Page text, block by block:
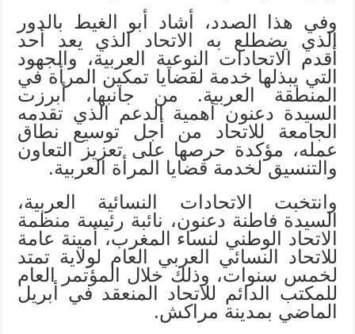
وفي هذا الصدد، أشاد أبو الغيط بالدور
الذي يضطلع به الاتحاد الذي يعد أحد
أقدم الاتحادات النوعية العربية، والجهود
التي يبذلها خدمة لقضايا تمكين المرأة في
المنطقة العربية. من جانبها، أبرزت
السيدة دعنون أهمية الدعم الذي تقدمه
الجامعة للاتحاد من أجل توسيع نطاق
عمله، مؤكدة حرصها على تعزيز التعاون
والتنسيق لخدمة قضايا المرأة العربية.
وانتخبت الاتحادات النسائية العربية،
السيدة فاطنة دعنون، نائبة رئيسة منظمة
الاتحاد الوطني لنساء المغرب، أمينة عامة
للاتحاد النسائي العربي العام لولاية تمتد
لخمس سنوات، وذلك خلال المؤتمر العام
للمكتب الدائم للاتحاد المنعقد في أبريل
الماضي بمدينة مراكش.